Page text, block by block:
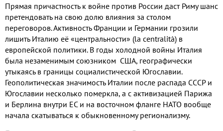
Прямая причастность к войне против России даст Риму шанс
претендовать на свою долю влияния за столом
переговоров.Активность Франции и Германии грозили
лишить Италию её «центральности» (la centralità) в
европейской политики. В годы холодной войны Италия
была незаменимым союзником США, географически
утыкаясь в границы социалистической Югославии.
Геополитическая значимость Италии после распада СССР и
Югославии несколько померкла, а с активизацией Парижа
и Берлина внутри ЕС и на восточном фланге НАТО вообще
начала скатываться к обыкновенному регионализму.